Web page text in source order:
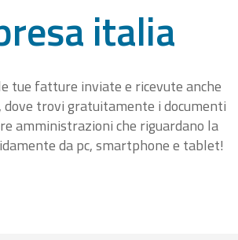
italia
tue fatture inviate e ricevute anche
dove trovi gratuitamente i documenti
amministrazioni che riguardano la
da pc, smartphone e tablet!